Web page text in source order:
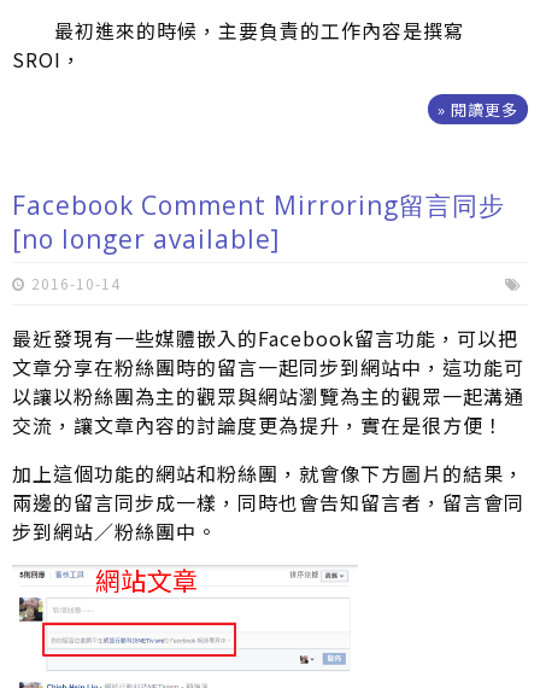
最初進來的時候，主要負責的工作內容是撰寫
SROI，
» 閱讀更多
Facebook Comment Mirroring留言同步
[no longer available]
2016-10-14
最近發現有一些媒體嵌入的Facebook留言功能，可以把
文章分享在粉絲團時的留言一起同步到網站中，這功能可
以讓以粉絲團為主的觀眾與網站瀏覽為主的觀眾一起溝通
交流，讓文章內容的討論度更為提升，實在是很方便！
加上這個功能的網站和粉絲團，就會像下方圖片的結果，
兩邊的留言同步成一樣，同時也會告知留言者，留言會同
步到網站／粉絲團中。